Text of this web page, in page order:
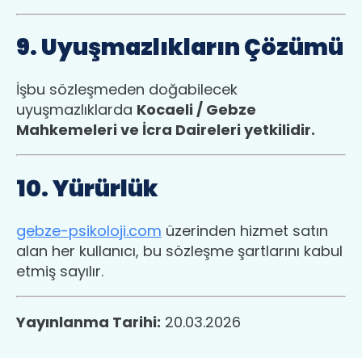
9. Uyuşmazlıkların Çözümü
İşbu sözleşmeden doğabilecek
uyuşmazlıklarda Kocaeli / Gebze
Mahkemeleri ve İcra Daireleri yetkilidir.
10. Yürürlük
gebze-psikoloji.com üzerinden hizmet satın
alan her kullanıcı, bu sözleşme şartlarını kabul
etmiş sayılır.
Yayınlanma Tarihi: 20.03.2026